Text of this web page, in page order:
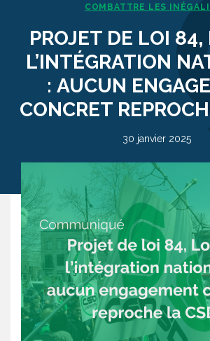
COMBATTRE LES
PROJET DE LOI 84,
L’INTÉGRATION
: AUCUN
CONCRET
30 janvier 2025